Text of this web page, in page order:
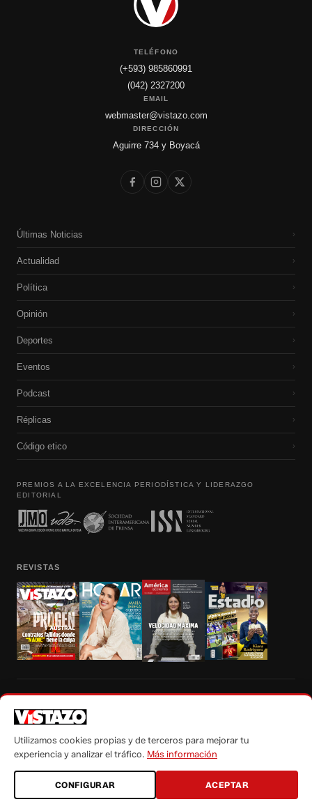
TELÉFONO
(+593) 985860991
(042) 2327200
EMAIL
webmaster@vistazo.com
DIRECCIÓN
Aguirre 734 y Boyacá
Últimas Noticias ›
Actualidad ›
Política ›
Opinión ›
Deportes ›
Eventos ›
Podcast ›
Réplicas ›
Código etico ›
PREMIOS A LA EXCELENCIA PERIODÍSTICA Y LIDERAZGO
EDITORIAL
REVISTAS
autorización escrita de su titular, de todos los contenidos de Vistazo.com.
Utilizamos cookies propias y de terceros para mejorar tu
experiencia y analizar el tráfico. Más información
CONFIGURAR ACEPTAR